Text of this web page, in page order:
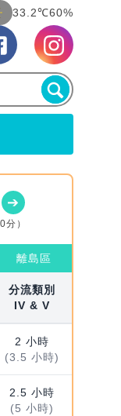
33.2℃60%
）
離島區
分流類別
IV & V
2 小時
(3.5 小時)
2.5 小時
(5 小時)